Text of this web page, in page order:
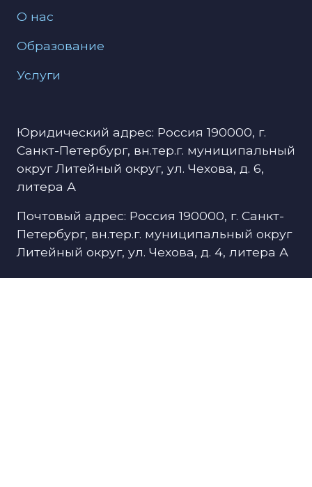
О нас
Образование
Услуги
Юридический адрес: Россия 190000, г.
Санкт-Петербург, вн.тер.г. муниципальный
округ Литейный округ, ул. Чехова, д. 6,
литера А
Почтовый адрес: Россия 190000, г. Санкт-
Петербург, вн.тер.г. муниципальный округ
Литейный округ, ул. Чехова, д. 4, литера А